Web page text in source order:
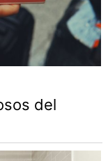
del